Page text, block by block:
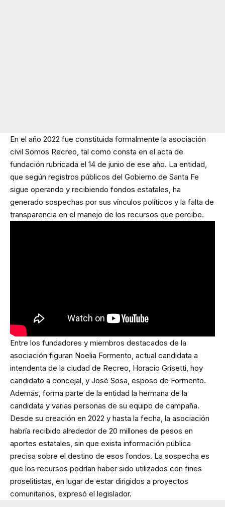
En el año 2022 fue constituida formalmente la asociación
civil Somos Recreo, tal como consta en el acta de
fundación rubricada el 14 de junio de ese año. La entidad,
que según registros públicos del Gobierno de Santa Fe
sigue operando y recibiendo fondos estatales, ha
generado sospechas por sus vínculos políticos y la falta de
transparencia en el manejo de los recursos que percibe.
Entre los fundadores y miembros destacados de la
asociación figuran Noelia Formento, actual candidata a
intendenta de la ciudad de Recreo, Horacio Grisetti, hoy
candidato a concejal, y José Sosa, esposo de Formento.
Además, forma parte de la entidad la hermana de la
candidata y varias personas de su equipo de campaña.
Desde su creación en 2022 y hasta la fecha, la asociación
habría recibido alrededor de 20 millones de pesos en
aportes estatales, sin que exista información pública
precisa sobre el destino de esos fondos. La sospecha es
que los recursos podrían haber sido utilizados con fines
proselitistas, en lugar de estar dirigidos a proyectos
comunitarios, expresó el legislador.